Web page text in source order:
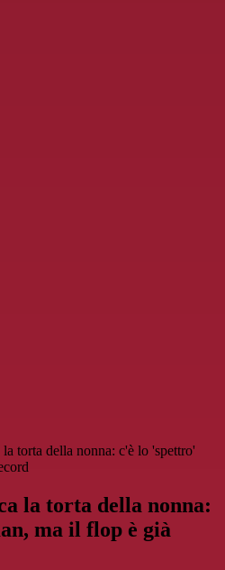
torta della nonna: c'è lo 'spettro'
la torta della nonna:
ma il flop è già